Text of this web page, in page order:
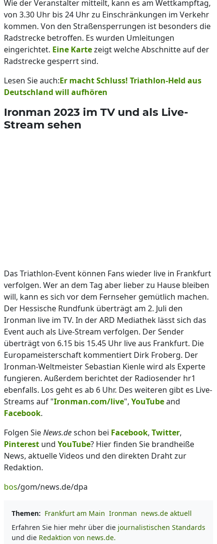
Wie der Veranstalter mitteilt, kann es am Wettkampftag,
von 3.30 Uhr bis 24 Uhr zu Einschränkungen im Verkehr
kommen. Von den Straßensperrungen ist besonders die
Radstrecke betroffen. Es wurden Umleitungen
eingerichtet. Eine Kartezeigt welche Abschnitte auf der
Radstrecke gesperrt sind.
Lesen Sie auch:Er macht Schluss! Triathlon-Held aus
Deutschland will aufhören
Ironman 2023 im TV und als Live-
Stream sehen
Das Triathlon-Event können Fans wieder live in Frankfurt
verfolgen. Wer an dem Tag aber lieber zu Hause bleiben
will, kann es sich vor dem Fernseher gemütlich machen.
Der Hessische Rundfunk überträgt am 2. Juli den
Ironman live im TV. In der ARD Mediathek lässt sich das
Event auch als Live-Stream verfolgen. Der Sender
überträgt von 6.15 bis 15.45 Uhr live aus Frankfurt. Die
Europameisterschaft kommentiert Dirk Froberg. Der
Ironman-Weltmeister Sebastian Kienle wird als Experte
fungieren. Außerdem berichtet der Radiosender hr1
ebenfalls. Los geht es ab 6 Uhr. Des weiteren gibt es Live-
Streams auf "Ironman.com/live", YouTubeand
Facebook.
Folgen SieNews.deschon bei Facebook, Twitter,
Pinterest und YouTube? Hier finden Sie brandheiße
News, aktuelle Videos und den direkten Draht zur
Redaktion.
bos/gom/news.de/dpa
Themen: Frankfurt am Main Ironman news.de aktuell
Erfahren Sie hier mehr über die journalistischen Standards
und die Redaktion von news.de.